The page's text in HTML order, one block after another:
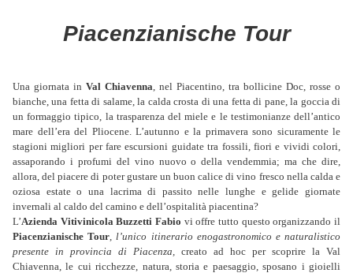
Piacenzianische Tour
Una giornata in Val Chiavenna , nel Piacentino, tra bollicine Doc, rosse o
bianche, una fetta di salame, la calda crosta di una fetta di pane, la goccia di
un formaggio tipico, la trasparenza del miele e le testimonianze dell’antico
mare dell’era del Pliocene. L’autunno e la primavera sono sicuramente le
stagioni migliori per fare escursioni guidate tra fossili, fiori e vividi colori,
assaporando i profumi del vino nuovo o della vendemmia; ma che dire,
allora, del piacere di poter gustare un buon calice di vino fresco nella calda e
oziosa estate o una lacrima di passito nelle lunghe e gelide giornate
invernali al caldo del camino e dell’ospitalità piacentina?
L’Azienda Vitivinicola Buzzetti Fabio vi offre tutto questo organizzando il
Piacenzianische Tour l’unico itinerario enogastronomico e naturalistico
presente in provincia di Piacenza,
creato ad hoc per scoprire la Val
Chiavenna, le cui ricchezze, natura, storia e paesaggio, sposano i gioielli